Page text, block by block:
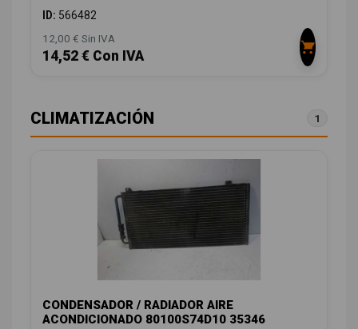
ID: 566482
12,00 € Sin IVA
14,52 € Con IVA
CLIMATIZACIÓN 1
CONDENSADOR / RADIADOR AIRE
ACONDICIONADO 80100S74D10 35346